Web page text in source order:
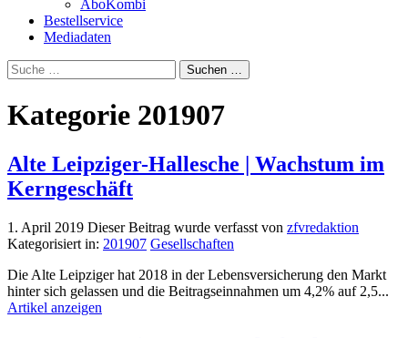
AboKombi
Bestellservice
Mediadaten
Kategorie 201907
Alte Leipziger-Hallesche | Wachstum im
Kerngeschäft
1. April 2019 Dieser Beitrag wurde verfasst von zfvredaktion
Kategorisiert in: 201907 Gesellschaften
Die Alte Leipziger hat 2018 in der Lebensversicherung den Markt
hinter sich gelassen und die Beitragseinnahmen um 4,2% auf 2,5...
Artikel anzeigen